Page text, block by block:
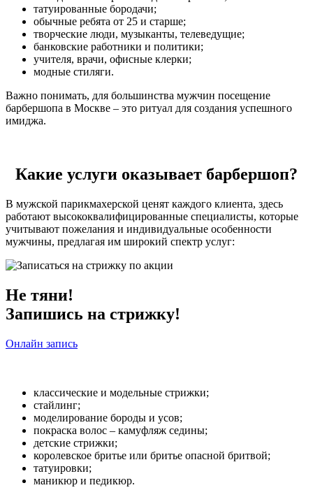
татуированные бородачи;
обычные ребята от 25 и старше;
творческие люди, музыканты, телеведущие;
банковские работники и политики;
учителя, врачи, офисные клерки;
модные стиляги.
Важно понимать, для большинства мужчин посещение
барбершопа в Москве – это ритуал для создания успешного
имиджа.
Какие услуги оказывает барбершоп?
В мужской парикмахерской ценят каждого клиента, здесь
работают высококвалифицированные специалисты, которые
учитывают пожелания и индивидуальные особенности
мужчины, предлагая им широкий спектр услуг:
Не тяни!
Запишись на стрижку!
Онлайн запись
классические и модельные стрижки;
стайлинг;
моделирование бороды и усов;
покраска волос – камуфляж седины;
детские стрижки;
королевское бритье или бритье опасной бритвой;
татуировки;
маникюр и педикюр.